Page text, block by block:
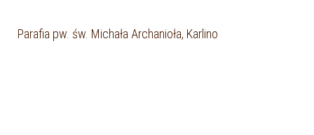
Parafia pw. św. Michała Archanioła, Karlino